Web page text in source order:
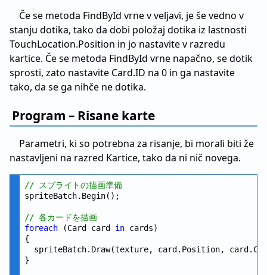
Če se metoda FindById vrne v veljavi, je še vedno v
stanju dotika, tako da dobi položaj dotika iz lastnosti
TouchLocation.Position in jo nastavite v razredu
kartice. Če se metoda FindById vrne napačno, se dotik
sprosti, zato nastavite Card.ID na 0 in ga nastavite
tako, da se ga nihče ne dotika.
Program – Risane karte
Parametri, ki so potrebna za risanje, bi morali biti že
nastavljeni na razred Kartice, tako da ni nič novega.
// スプライトの描画準備
spriteBatch.Begin();
// 各カードを描画
foreach (Card card in cards)
{
spriteBatch.Draw(texture, card.Position,
}